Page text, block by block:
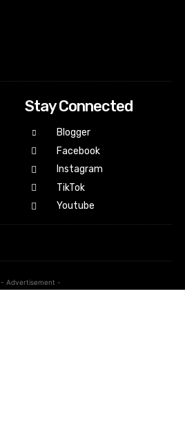
Stay Connected
Blogger
Facebook
Instagram
TikTok
Youtube
- Advertisement -